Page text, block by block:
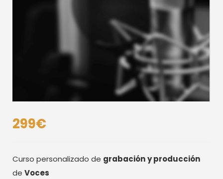
299€
Curso personalizado de grabacióny producción
de Voces